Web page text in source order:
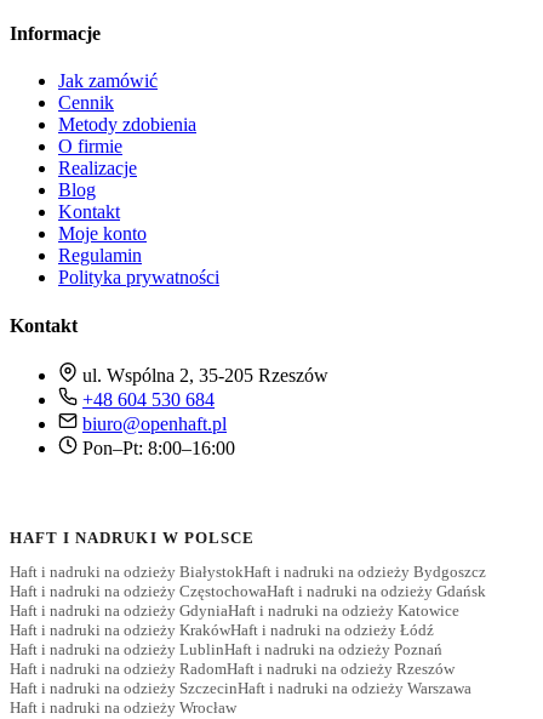
Informacje
Jak zamówić
Cennik
Metody zdobienia
O firmie
Realizacje
Blog
Kontakt
Moje konto
Regulamin
Polityka prywatności
Kontakt
ul. Wspólna 2, 35-205 Rzeszów
+48 604 530 684
biuro@openhaft.pl
Pon–Pt: 8:00–16:00
HAFT I NADRUKI W POLSCE
Haft i nadruki na odzieży BiałystokHaft i nadruki na odzieży Bydgoszcz
Haft i nadruki na odzieży CzęstochowaHaft i nadruki na odzieży Gdańsk
Haft i nadruki na odzieży GdyniaHaft i nadruki na odzieży Katowice
Haft i nadruki na odzieży KrakówHaft i nadruki na odzieży Łódź
Haft i nadruki na odzieży LublinHaft i nadruki na odzieży Poznań
Haft i nadruki na odzieży RadomHaft i nadruki na odzieży Rzeszów
Haft i nadruki na odzieży SzczecinHaft i nadruki na odzieży Warszawa
Haft i nadruki na odzieży Wrocław